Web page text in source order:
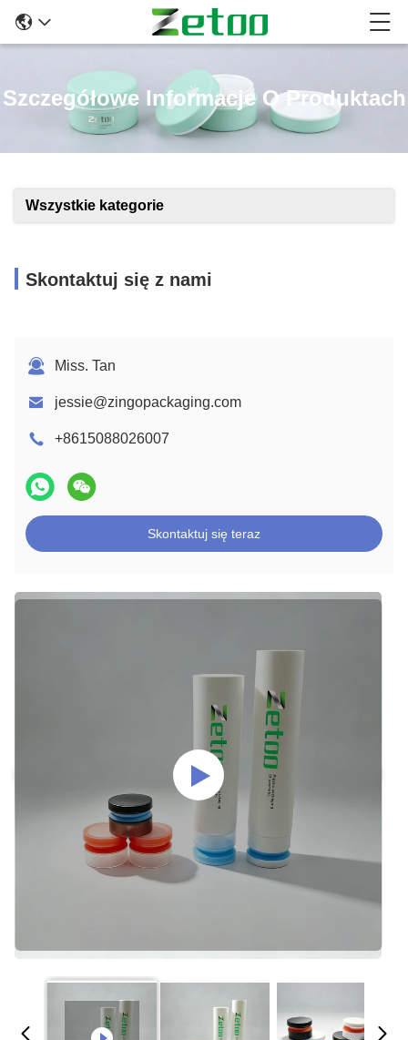
Szczegółowe Informacje O Produktach
Wszystkie kategorie
Skontaktuj się z nami
Miss. Tan
jessie@zingopackaging.com
+8615088026007
Skontaktuj się teraz